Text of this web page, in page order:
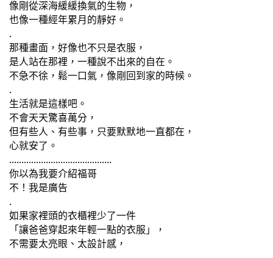
像剛從深海緩緩換氣的生物，
也像一種經年累月的靜好。
.
那種畫面，好像也不只是衣服，
是人站在那裡，一種說不出來的自在。
不急不徐，鬆一口氣，像剛回到家的時候。
.
生活就是這樣吧。
不會天天驚喜萬分，
但有些人、有些事，只要默默地一直都在，
心就安了。
..........................................
你以為我要介紹福哥
不！我是廣告
.
如果家裡頭的衣櫃裡少了一件
「讓爸爸穿起來年輕一點的衣服」，
不需要太亮眼、太設計感，